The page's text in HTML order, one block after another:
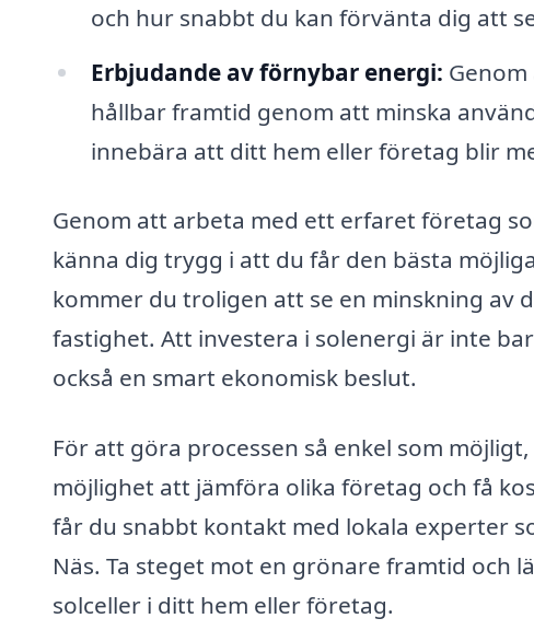
och hur snabbt du kan förvänta dig att
Erbjudande av förnybar energi:
hållbar framtid genom att minska
innebära att ditt hem eller företag blir
Genom att arbeta med ett erfaret företag
känna dig trygg i att du får den bästa
kommer du troligen att se en minskning av
fastighet. Att investera i solenergi är inte
också en smart ekonomisk beslut.
För att göra processen så enkel som
möjlighet att jämföra olika företag och få
får du snabbt kontakt med lokala experter
Näs. Ta steget mot en grönare framtid och
solceller i ditt hem eller företag.